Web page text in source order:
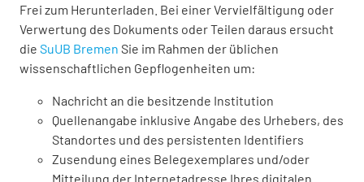
Frei zum Herunterladen. Bei einer Vervielfältigung oder
Verwertung des Dokuments oder Teilen daraus ersucht
die SuUB Bremen Sie im Rahmen der üblichen
wissenschaftlichen Gepflogenheiten um:
Nachricht an die besitzende Institution
Quellenangabe inklusive Angabe des Urhebers, des
Standortes und des persistenten Identifiers
Zusendung eines Belegexemplares und/oder
Mitteilung der Internetadresse Ihres digitalen